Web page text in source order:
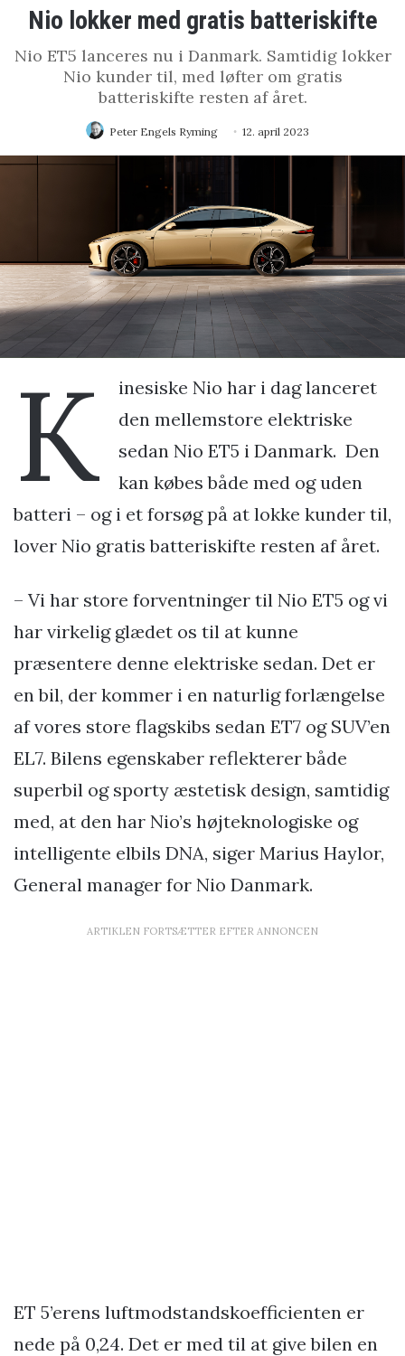
Nio lokker med gratis batteriskifte
Nio ET5 lanceres nu i Danmark. Samtidig lokker
Nio kunder til, med løfter om gratis
batteriskifte resten af året.
Peter Engels Ryming 12. april 2023
K
inesiske Nio har i dag lanceret
den mellemstore elektriske
sedan Nio ET5 i Danmark. Den
kan købes både med og uden
batteri – og i et forsøg på at lokke kunder til,
lover Nio gratis batteriskifte resten af året.
– Vi har store forventninger til Nio ET5 og vi
har virkelig glædet os til at kunne
præsentere denne elektriske sedan. Det er
en bil, der kommer i en naturlig forlængelse
af vores store flagskibs sedan ET7 og SUV’en
EL7. Bilens egenskaber reflekterer både
superbil og sporty æstetisk design, samtidig
med, at den har Nio’s højteknologiske og
intelligente elbils DNA, siger Marius Haylor,
General manager for Nio Danmark.
ARTIKLEN FORTSÆTTER EFTER ANNONCEN
ET 5’erens luftmodstandskoefficienten er
nede på 0,24. Det er med til at give bilen en